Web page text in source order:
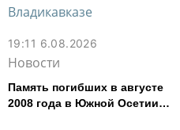
19:11 6.08.2026
Новости
Память погибших в августе
2008 года в Южной Осетии